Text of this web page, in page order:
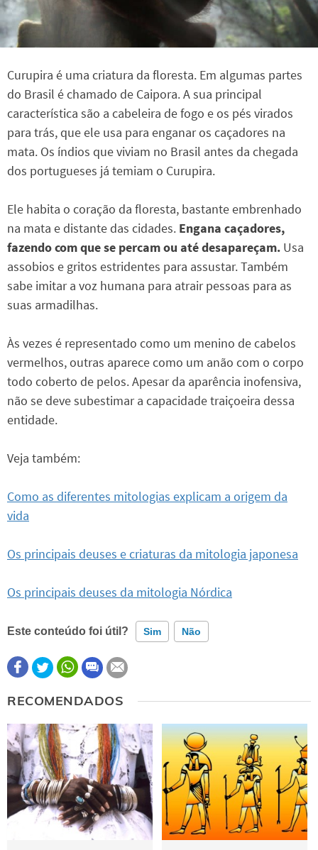
Curupira é uma criatura da floresta. Em algumas partes
do Brasil é chamado de Caipora. A sua principal
característica são a cabeleira de fogo e os pés virados
para trás, que ele usa para enganar os caçadores na
mata. Os índios que viviam no Brasil antes da chegada
dos portugueses já temiam o Curupira.
Ele habita o coração da floresta, bastante embrenhado
na mata e distante das cidades. Engana caçadores,
fazendo com que se percam ou até desapareçam. Usa
assobios e gritos estridentes para assustar. Também
sabe imitar a voz humana para atrair pessoas para as
suas armadilhas.
Às vezes é representado como um menino de cabelos
vermelhos, outras aparece como um anão com o corpo
todo coberto de pelos. Apesar da aparência inofensiva,
não se deve subestimar a capacidade traiçoeira dessa
entidade.
Veja também:
Como as diferentes mitologias explicam a origem da
vida
Os principais deuses e criaturas da mitologia japonesa
Os principais deuses da mitologia Nórdica
Este conteúdo foi útil? Sim Não
Este conteúdo contém informação incorreta
Este conteúdo não tem a informação que procuro
Outro
RECOMENDADOS